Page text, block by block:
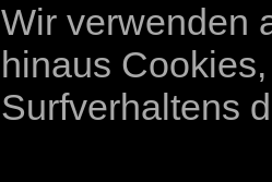
Wir verwenden
hinaus
Surfverhaltens